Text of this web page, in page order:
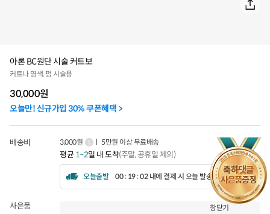
창닫기
아론 BC원단 시술 커트보
커트나 염색, 펌 시술용
30,000원
오늘만! 신규가입 30% 쿠폰혜택 >
배송비 3,000원 ㅣ 5만원 이상 무료배송
평균1~2일 내 도착(주말, 공휴일 제외)
오늘출발 00 : 19 : 00 내에 결제 시 오늘 발송됩니다.
사은품